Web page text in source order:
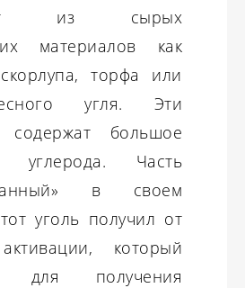
из сырых
материалов как
торфа или
угля. Эти
содержат большое
углерода. Часть
в своем
уголь получил от
который
для получения